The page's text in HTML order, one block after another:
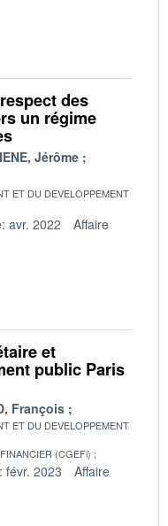
des
un régime
Jérôme
ET DU DEVELOPPEMENT
avr. 2022
Affaire
et
public Paris
François
ET DU DEVELOPPEMENT
(CGEFi)
févr. 2023
Affaire